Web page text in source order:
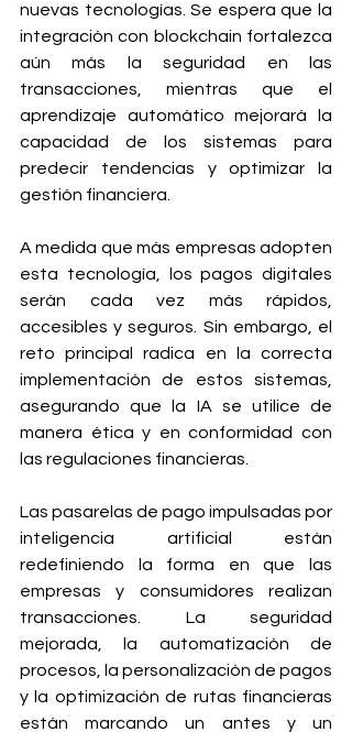
nuevas tecnologías. Se espera que la
integración con blockchain fortalezca
aún más la seguridad en las
transacciones, mientras que el
aprendizaje automático mejorará la
capacidad de los sistemas para
predecir tendencias y optimizar la
gestión financiera.
A medida que más empresas adopten
esta tecnología, los pagos digitales
serán cada vez más rápidos,
accesibles y seguros. Sin embargo, el
reto principal radica en la correcta
implementación de estos sistemas,
asegurando que la IA se utilice de
manera ética y en conformidad con
las regulaciones financieras.
Las pasarelas de pago impulsadas por
inteligencia artificial están
redefiniendo la forma en que las
empresas y consumidores realizan
transacciones. La seguridad
mejorada, la automatización de
procesos, la personalización de pagos
y la optimización de rutas financieras
están marcando un antes y un